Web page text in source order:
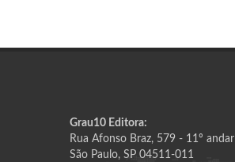
Grau10 Editora:
Rua Afonso Braz, 579 - 11º andar
São Paulo, SP 04511-011